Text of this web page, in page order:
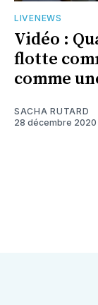
LIVENEWS
Vidéo :
flotte
comme
SACHA RUTARD
28 décembre 2020